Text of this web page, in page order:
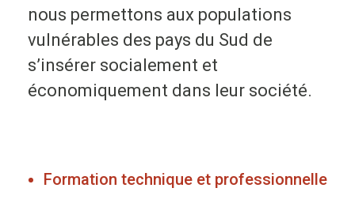
nous permettons aux populations
vulnérables des pays du Sud de
s’insérer socialement et
économiquement dans leur société.
Formation technique et professionnelle